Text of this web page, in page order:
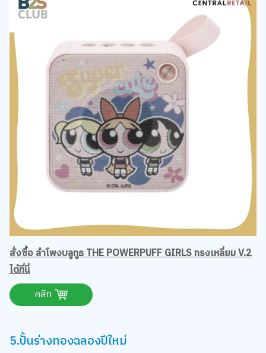
สั่งซื้อ ลำโพงบลูทูธ THE POWERPUFF GIRLS ทรงเหลี่ยม V.2
ได้ที่นี่
คลิก
5.ปั้นร่างทองฉลองปีใหม่